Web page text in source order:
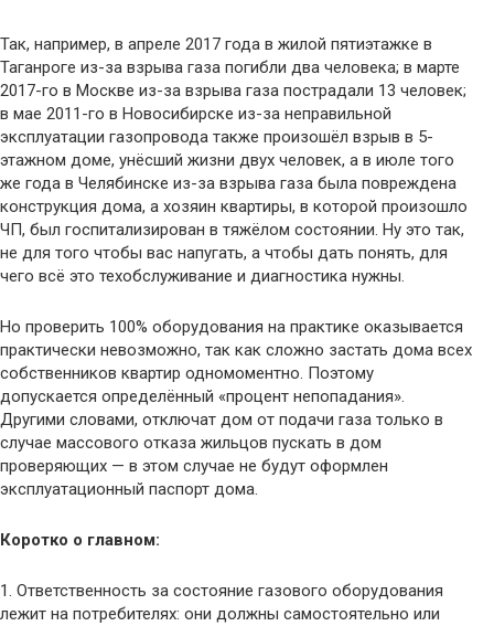
Так, например, в апреле 2017 года в жилой пятиэтажке в
Таганроге из-за взрыва газа погибли два человека; в марте
2017-го в Москве из-за взрыва газа пострадали 13 человек;
в мае 2011-го в Новосибирске из-за неправильной
эксплуатации газопровода также произошёл взрыв в 5-
этажном доме, унёсший жизни двух человек, а в июле того
же года в Челябинске из-за взрыва газа была повреждена
конструкция дома, а хозяин квартиры, в которой произошло
ЧП, был госпитализирован в тяжёлом состоянии. Ну это так,
не для того чтобы вас напугать, а чтобы дать понять, для
чего всё это техобслуживание и диагностика нужны.
Но проверить 100% оборудования на практике оказывается
практически невозможно, так как сложно застать дома всех
собственников квартир одномоментно. Поэтому
допускается определённый «процент непопадания».
Другими словами, отключат дом от подачи газа только в
случае массового отказа жильцов пускать в дом
проверяющих — в этом случае не будут оформлен
эксплуатационный паспорт дома.
Коротко о главном:
1. Ответственность за состояние газового оборудования
лежит на потребителях: они должны самостоятельно или